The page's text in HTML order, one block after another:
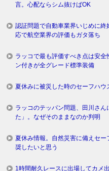
言。心配ならシム抜けばOK
認証問題で自動車業界いじめに
応で航空業界の評価もガタ落ち
ラッコで最も評価すべき点は安
ン付きが全グレード標準装備
夏休みに被災した時のセーフハウ
ラッコのテッパン問題、田川さ
た」。なぜそのままなのか判明
夏休み情報。自然災害に備えセ
奨したいと思う
1時間耐久レースに出場してカメ